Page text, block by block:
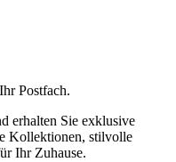
Postfach.
erhalten Sie exklusive
Kollektionen, stilvolle
Ihr Zuhause.